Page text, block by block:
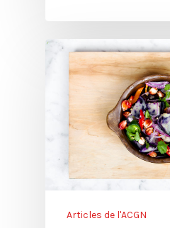
Articles de l'ACGN